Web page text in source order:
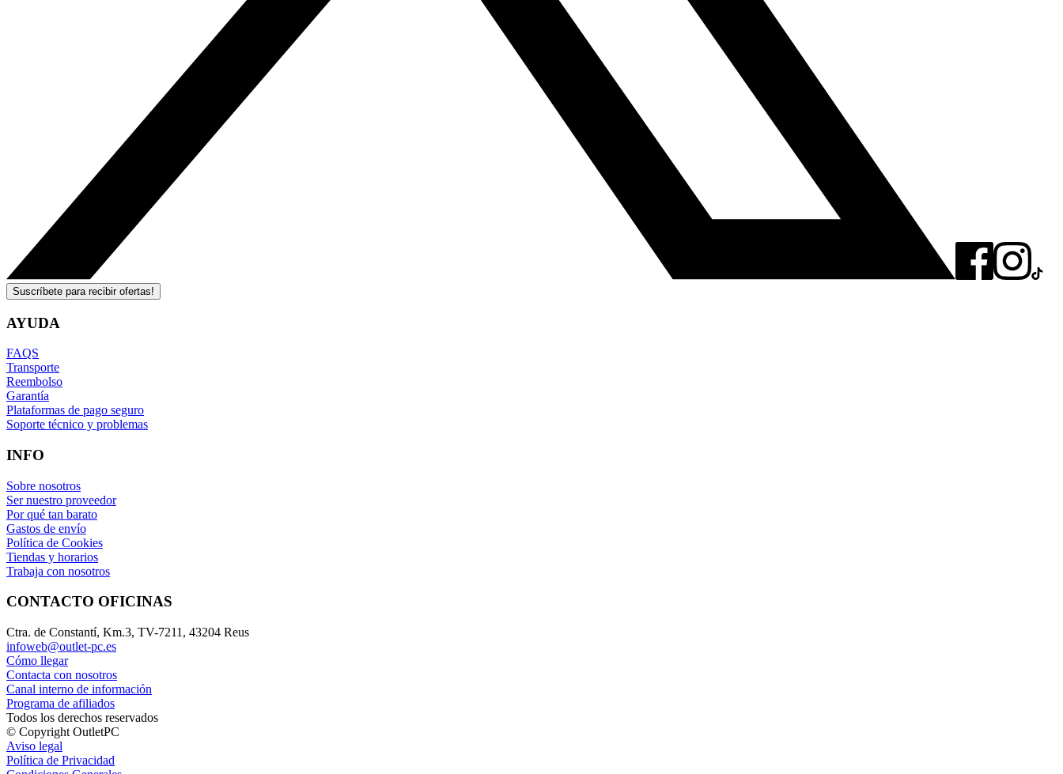
Suscríbete para recibir ofertas!
AYUDA
FAQS
Transporte
Reembolso
Garantía
Plataformas de pago seguro
Soporte técnico y problemas
INFO
Sobre nosotros
Ser nuestro proveedor
Por qué tan barato
Gastos de envío
Política de Cookies
Tiendas y horarios
Trabaja con nosotros
CONTACTO OFICINAS
Ctra. de Constantí, Km.3, TV-7211, 43204 Reus
infoweb@outlet-pc.es
Cómo llegar
Contacta con nosotros
Canal interno de información
Programa de afiliados
Todos los derechos reservados
© Copyright OutletPC
Aviso legal
Política de Privacidad